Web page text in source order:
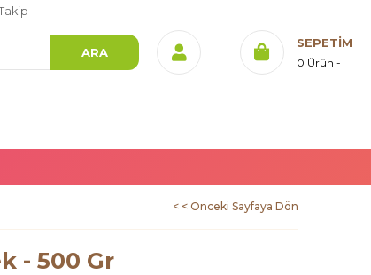
SEPETIM
0 Ürün
< < Önceki Sayfaya Dön
- 500 Gr